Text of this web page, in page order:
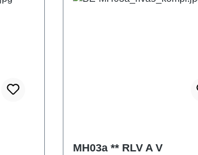
MH03a ** RLV A V